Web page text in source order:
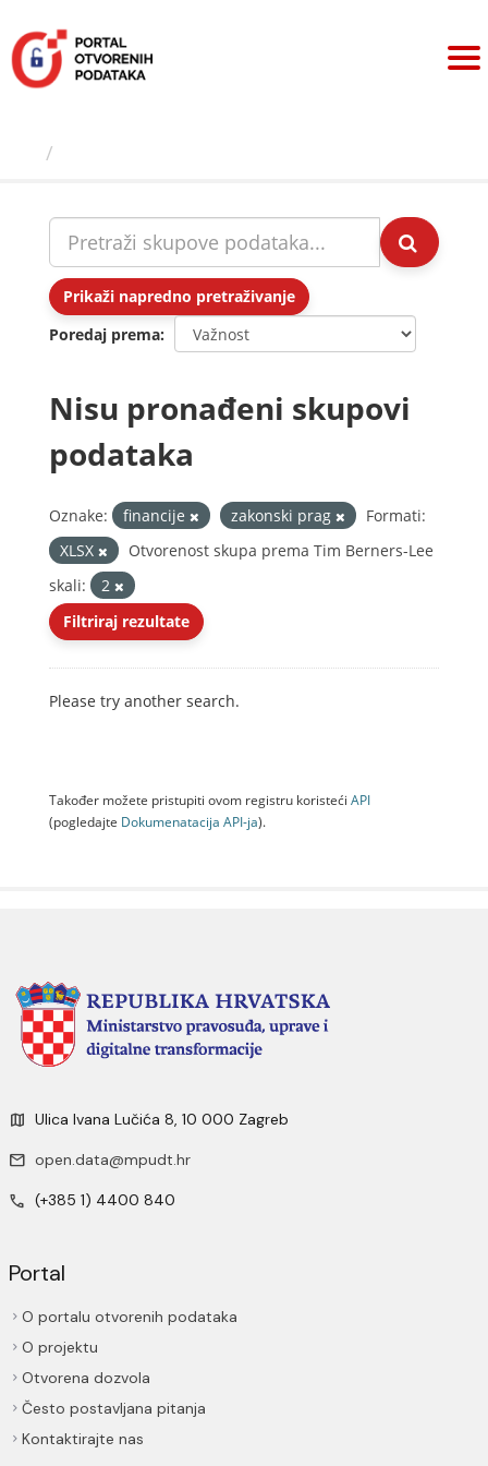
sadržaj
Prikaži napredno pretraživanje
Poredaj prema
Nisu pronađeni skupovi
podataka
Oznake: financije zakonski prag
Formati:
XLSX
Otvorenost skupa prema Tim Berners-Lee
skali:
2
Filtriraj rezultate
Please try another search.
Također možete pristupiti ovom registru koristeći API
(pogledajte Dokumenаtаcijа API-jа).